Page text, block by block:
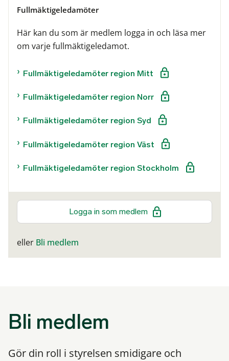
Fullmäktigeledamöter
Här kan du som är medlem logga in och läsa mer
om varje fullmäktigeledamot.
Fullmäktigeledamöter region Mitt
Fullmäktigeledamöter region Norr
Fullmäktigeledamöter region Syd
Fullmäktigeledamöter region Väst
Fullmäktigeledamöter region Stockholm
Logga in som medlem
eller Bli medlem
Bli medlem
Gör din roll i styrelsen smidigare och